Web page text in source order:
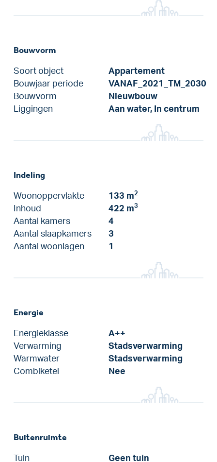
Bouwvorm
Soort object
Appartement
Bouwjaar periode
VANAF_2021_TM_2030
Bouwvorm
Nieuwbouw
Liggingen
Aan water, In centrum
Indeling
Woonoppervlakte 133 m2
Inhoud 422 m3
Aantal kamers
4
Aantal slaapkamers
3
Aantal woonlagen
1
Energie
Energieklasse
A++
Verwarming
Stadsverwarming
Warmwater
Stadsverwarming
Combiketel
Nee
Buitenruimte
Tuin Geen tuin